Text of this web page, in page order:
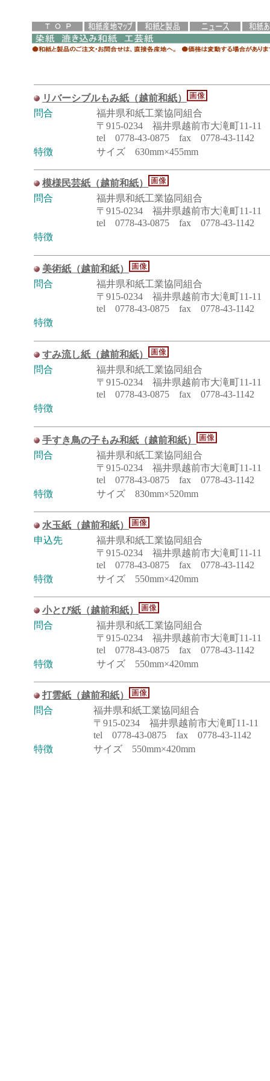
リバーシブルもみ紙（越前和紙）
問合
福井県和紙工業協同組合
〒915-0234 福井県越前市大滝町11-11
tel 0778-43-0875 fax 0778-43-1142
特徴
サイズ 630mm×455mm
模様民芸紙（越前和紙）
問合
福井県和紙工業協同組合
〒915-0234 福井県越前市大滝町11-11
tel 0778-43-0875 fax 0778-43-1142
特徴
美術紙（越前和紙）
問合
福井県和紙工業協同組合
〒915-0234 福井県越前市大滝町11-11
tel 0778-43-0875 fax 0778-43-1142
特徴
すみ流し紙（越前和紙）
問合
福井県和紙工業協同組合
〒915-0234 福井県越前市大滝町11-11
tel 0778-43-0875 fax 0778-43-1142
特徴
手すき鳥の子もみ和紙（越前和紙）
問合
福井県和紙工業協同組合
〒915-0234 福井県越前市大滝町11-11
tel 0778-43-0875 fax 0778-43-1142
特徴
サイズ 830mm×520mm
水玉紙（越前和紙）
申込先
福井県和紙工業協同組合
〒915-0234 福井県越前市大滝町11-11
tel 0778-43-0875 fax 0778-43-1142
特徴
サイズ 550mm×420mm
小とび紙（越前和紙）
問合
福井県和紙工業協同組合
〒915-0234 福井県越前市大滝町11-11
tel 0778-43-0875 fax 0778-43-1142
特徴
サイズ 550mm×420mm
打雲紙（越前和紙）
問合
福井県和紙工業協同組合
〒915-0234 福井県越前市大滝町11-11
tel 0778-43-0875 fax 0778-43-1142
特徴
サイズ 550mm×420mm